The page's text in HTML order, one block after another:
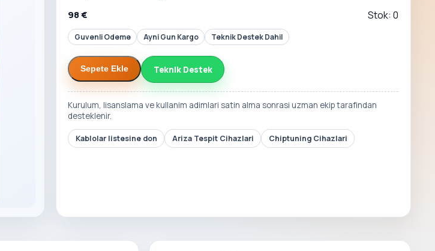
98 € Stok: 0
Guvenli Odeme Ayni Gun Kargo Teknik Destek Dahil
Sepete Ekle Teknik Destek
Kurulum, lisanslama ve kullanim adimlari satin alma sonrasi uzman ekip tarafindan
desteklenir.
Kablolar listesine don Ariza Tespit Cihazlari Chiptuning Cihazlari